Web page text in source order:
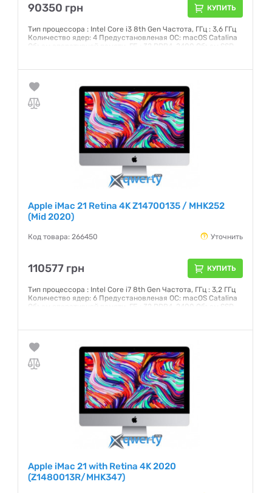
90350 грн КУПИТЬ
Тип процессора : Intel Core i3 8th Gen Частота, ГГц : 3,6 ГГц
Количество ядер: 4 Предустановленая ОС: macOS Catalina
Объем оперативной памяти, ГБ : 32 DDR4-2400 Объем SSD,
4xUSB 3.0, Head-Out Экран: 21,5 (4096x2304) IPS Сенсорный:
нет
Гарантия: 12 месяцев
Apple iMac 21 Retina 4K Z14700135 / MHK252
(Mid 2020)
Код товара: 266450 Уточнить
110577 грн КУПИТЬ
Тип процессора : Intel Core i7 8th Gen Частота, ГГц : 3,2 ГГц
Количество ядер: 6 Предустановленая ОС: macOS Catalina
Объем оперативной памяти, ГБ : 32 DDR4-2400 Объем SSD,
C), 4xUSB 3.0, Head-Out Экран: 21,5 (4096x2304) IPS
Сенсорный: нет
Гарантия: 12 месяцев
Apple iMac 21 with Retina 4K 2020
(Z1480013R/MHK347)